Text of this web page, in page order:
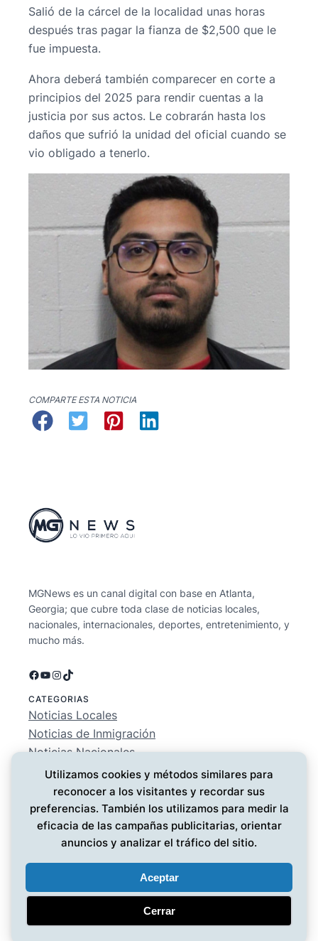
Salió de la cárcel de la localidad unas horas
después tras pagar la fianza de $2,500 que le
fue impuesta.
Ahora deberá también comparecer en corte a
principios del 2025 para rendir cuentas a la
justicia por sus actos. Le cobrarán hasta los
daños que sufrió la unidad del oficial cuando se
vio obligado a tenerlo.
COMPARTE ESTA NOTICIA
MGNews es un canal digital con base en Atlanta,
Georgia; que cubre toda clase de noticias locales,
nacionales, internacionales, deportes, entretenimiento, y
mucho más.
Facebook
YouTube
Instagram
TikTok
CATEGORIAS
Noticias Locales
Noticias de Inmigración
Noticias Nacionales
Deportes
Entretenimiento
EMPRESA
Conócenos
Política de Privacidad
Noticias MG
Utilizamos cookies y métodos similares para
reconocer a los visitantes y recordar sus
preferencias. También los utilizamos para medir la
eficacia de las campañas publicitarias, orientar
anuncios y analizar el tráfico del sitio.
Aceptar
Cerrar